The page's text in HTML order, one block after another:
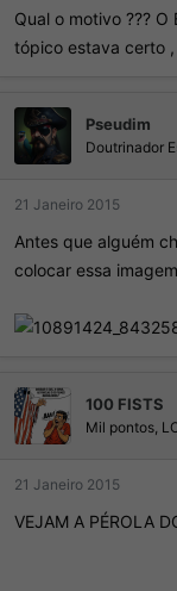
Qual o motivo ???
tópico estava certo
Pseudim
Doutrinador
21 Janeiro 2015
Antes que alguém
colocar essa
100 FISTS
Mil pontos,
21 Janeiro 2015
VEJAM A PÉROLA